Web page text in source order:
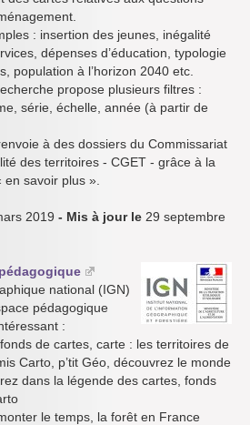
: insertion des jeunes, inégalité
dépenses d’éducation, typologie
population à l’horizon 2040 etc.
propose plusieurs filtres :
série, échelle, année (à partir de
à des dossiers du Commissariat
des territoires - CGET - grâce à la
savoir plus ».
2019 - Mis à jour le 29 septembre
national (IGN)
pédagogique
:
de cartes, carte : les territoires de
Carto, p’tit Géo, découvrez le monde
dans la légende des cartes, fonds
le temps, la forêt en France